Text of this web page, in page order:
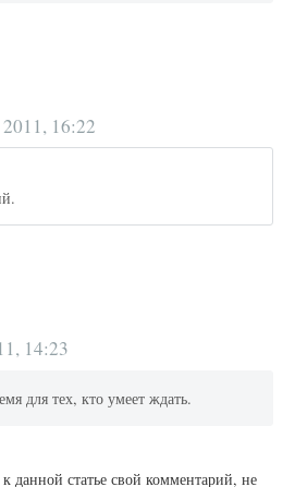
2011, 16:22
14:23
для тех, кто умеет ждать.
данной статье свой комментарий, не